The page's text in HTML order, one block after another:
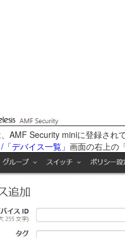
AMF Security miniに登録され
「デバイス一覧」 画面の右上の